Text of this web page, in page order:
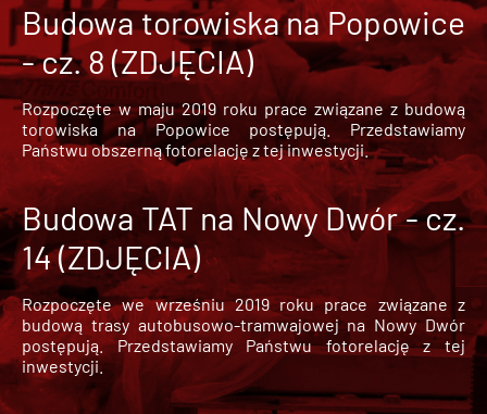
Budowa torowiska na Popowice
- cz. 8 (ZDJĘCIA)
Rozpoczęte w maju 2019 roku prace związane z budową
torowiska na Popowice
postępują. Przedstawiamy
Państwu obszerną fotorelację z tej inwestycji.
Budowa TAT na Nowy Dwór - cz.
14 (ZDJĘCIA)
Rozpoczęte we wrześniu 2019 roku prace związane z
budową trasy autobusowo-tramwajowej na Nowy Dwór
postępują. Przedstawiamy Państwu fotorelację z tej
inwestycji.